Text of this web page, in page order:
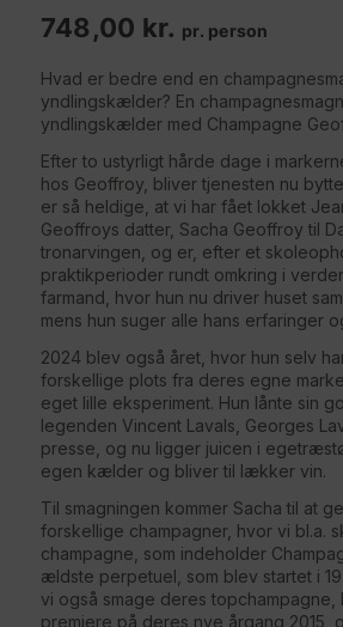
748,00 kr. pr. person
Hvad er bedre end en
yndlingskælder? En
yndlingskælder med Champagne
Efter to ustyrligt hårde dage i
hos Geoffroy, bliver tjenesten nu
er så heldige, at vi har fået lokket
Geoffroys datter, Sacha Geoffroy til
tronarvingen, og er, efter et
praktikperioder rundt omkring i
farmand, hvor hun nu driver huset
mens hun suger alle hans erfaringer
2024 blev også året, hvor hun selv
forskellige plots fra deres egne
eget lille eksperiment. Hun lånte sin
legenden Vincent Lavals, Georges
presse, og nu ligger juicen i
egen kælder og bliver til lækker vin.
Til smagningen kommer Sacha til at
forskellige champagner, hvor vi bl.a.
champagne, som indeholder
ældste perpetuel, som blev startet i
vi også smage deres
premiere på deres nye årgang 2015,